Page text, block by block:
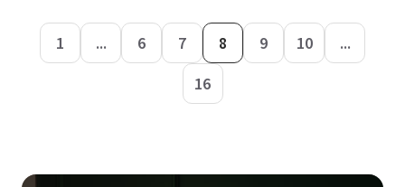
1 ... 6 7 8 9 10
...
16